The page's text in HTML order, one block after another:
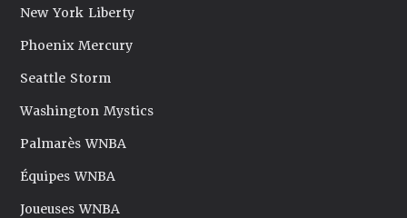
New York Liberty
Phoenix Mercury
Seattle Storm
Washington Mystics
Palmarès WNBA
Équipes WNBA
Joueuses WNBA